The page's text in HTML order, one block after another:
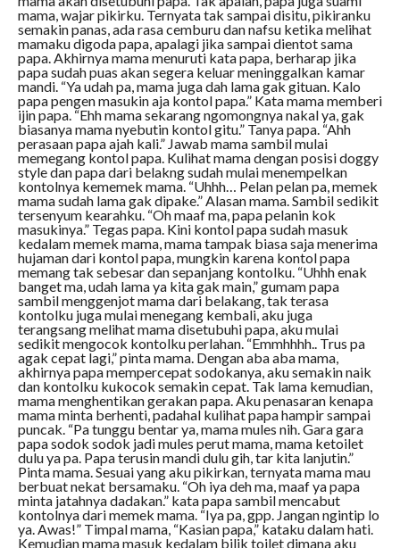
mama, wajar pikirku. Ternyata tak sampai disitu, pikiranku
semakin panas, ada rasa cemburu dan nafsu ketika melihat
mamaku digoda papa, apalagi jika sampai dientot sama
papa. Akhirnya mama menuruti kata papa, berharap jika
papa sudah puas akan segera keluar meninggalkan kamar
mandi. “Ya udah pa, mama juga dah lama gak gituan. Kalo
papa pengen masukin aja kontol papa.” Kata mama memberi
ijin papa. “Ehh mama sekarang ngomongnya nakal ya, gak
biasanya mama nyebutin kontol gitu.” Tanya papa. “Ahh
perasaan papa ajah kali.” Jawab mama sambil mulai
memegang kontol papa. Kulihat mama dengan posisi doggy
style dan papa dari belakng sudah mulai menempelkan
kontolnya kememek mama. “Uhhh… Pelan pelan pa, memek
mama sudah lama gak dipake.” Alasan mama. Sambil sedikit
tersenyum kearahku. “Oh maaf ma, papa pelanin kok
masukinya.” Tegas papa. Kini kontol papa sudah masuk
kedalam memek mama, mama tampak biasa saja menerima
hujaman dari kontol papa, mungkin karena kontol papa
memang tak sebesar dan sepanjang kontolku. “Uhhh enak
banget ma, udah lama ya kita gak main,” gumam papa
sambil menggenjot mama dari belakang, tak terasa
kontolku juga mulai menegang kembali, aku juga
terangsang melihat mama disetubuhi papa, aku mulai
sedikit mengocok kontolku perlahan. “Emmhhhh.. Trus pa
agak cepat lagi,” pinta mama. Dengan aba aba mama,
akhirnya papa mempercepat sodokanya, aku semakin naik
dan kontolku kukocok semakin cepat. Tak lama kemudian,
mama menghentikan gerakan papa. Aku penasaran kenapa
mama minta berhenti, padahal kulihat papa hampir sampai
puncak. “Pa tunggu bentar ya, mama mules nih. Gara gara
papa sodok sodok jadi mules perut mama, mama ketoilet
dulu ya pa. Papa terusin mandi dulu gih, tar kita lanjutin.”
Pinta mama. Sesuai yang aku pikirkan, ternyata mama mau
berbuat nekat bersamaku. “Oh iya deh ma, maaf ya papa
minta jatahnya dadakan.” kata papa sambil mencabut
kontolnya dari memek mama. “Iya pa, gpp. Jangan ngintip lo
ya. Awas!” Timpal mama, “Kasian papa,” kataku dalam hati.
Kemudian mama masuk kedalam bilik toilet dimana aku